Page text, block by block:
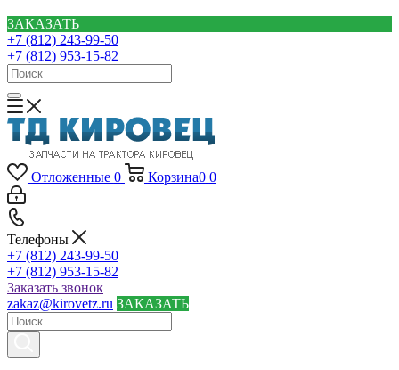
ЗАКАЗАТЬ
+7 (812) 243-99-50
+7 (812) 953-15-82
Отложенные 0 Корзина0 0
Телефоны
+7 (812) 243-99-50
+7 (812) 953-15-82
Заказать звонок
zakaz@kirovetz.ru ЗАКАЗАТЬ